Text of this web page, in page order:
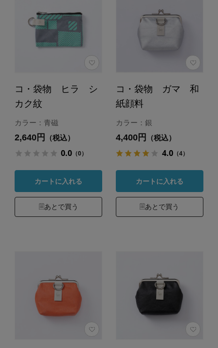
コ・袋物 ヒラ シ
カク紋
カラー：青磁
2,640円 （税込）
0.0（0）
カートに入れる
あとで買う
コ・袋物 ガマ 和
紙顔料
カラー：銀
4,400円 （税込）
4.0（4）
カートに入れる
あとで買う